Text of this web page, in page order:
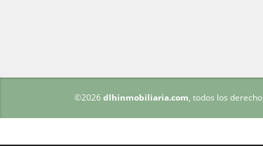
©2026dlhinmobiliaria.com, todos los